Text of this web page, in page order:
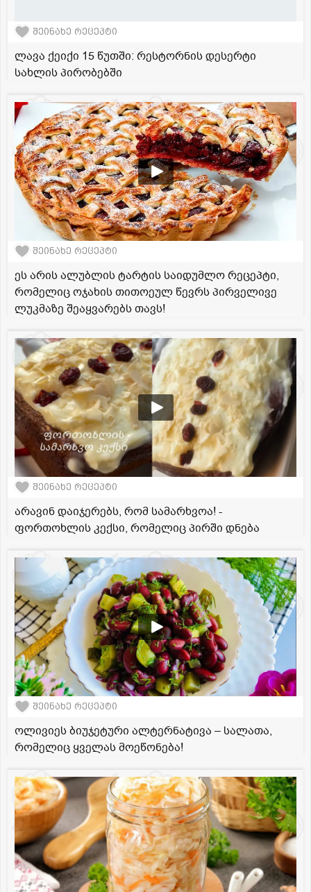
შეინახე რეცეპტი
ლავა ქეიქი 15 წუთში: რესტორნის დესერტი
სახლის პირობებში
შეინახე რეცეპტი
ეს არის ალუბლის ტარტის საიდუმლო რეცეპტი,
რომელიც ოჯახის თითოეულ წევრს პირველივე
ლუკმაზე შეაყვარებს თავს!
შეინახე რეცეპტი
არავინ დაიჯერებს, რომ სამარხვოა! -
ფორთოხლის კექსი, რომელიც პირში დნება
შეინახე რეცეპტი
ოლივიეს ბიუჯეტური ალტერნატივა – სალათა,
რომელიც ყველას მოეწონება!